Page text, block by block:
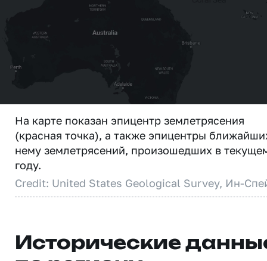
На карте показан эпицентр землетрясения
(красная точка), а также эпицентры
нему землетрясений, произошедших в
году.
Credit: United States Geological Survey, Ин-
Исторические